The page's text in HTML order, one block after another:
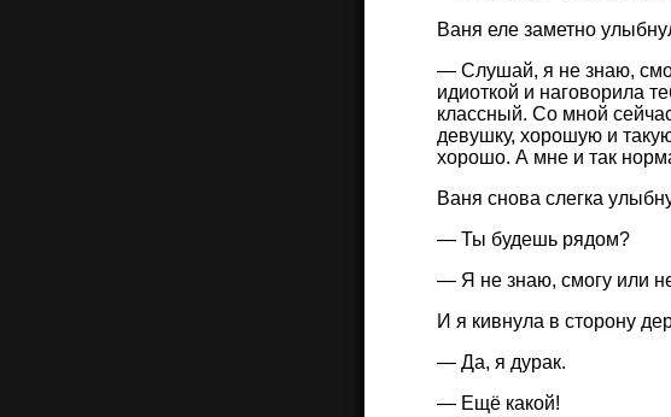
Ваня еле заметно
— Слушай, я не знаю,
идиоткой и наговорила
классный. Со мной
девушку, хорошую и
хорошо. А мне и так
Ваня снова слегка
— Ты будешь рядом?
— Я не знаю, смогу или
И я кивнула в сторону
— Да, я дурак.
— Ещё какой!